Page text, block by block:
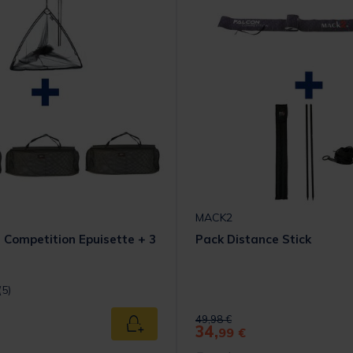
Competition Epuisette + 3
out of 5 Customer Rating
Ajouter au panier
MACK2
Pack Distance Stick
Price reduced from
49,98 €to
34,99 €